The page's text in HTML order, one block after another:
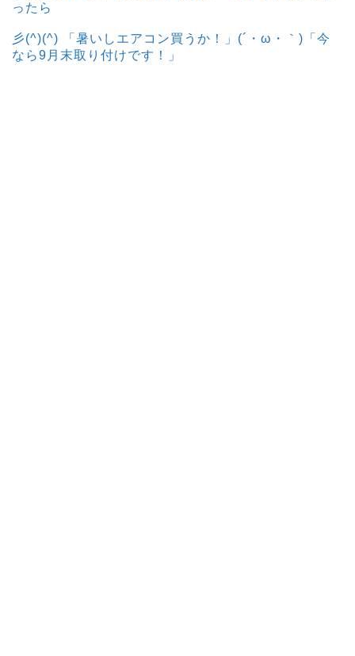
ったら
彡(^)(^) 「暑いしエアコン買うか！」(´・ω・｀)「今
なら9月末取り付けです！」